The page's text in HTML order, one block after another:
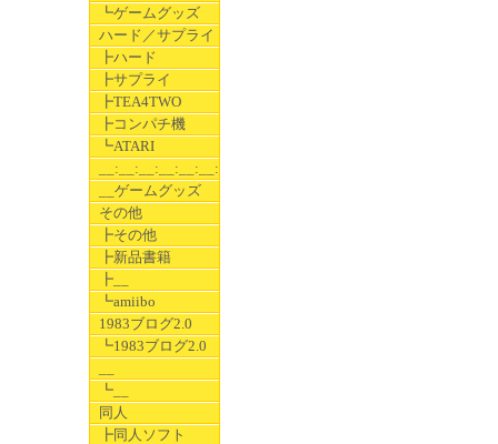
┗ゲームグッズ
ハード／サプライ
┣ハード
┣サプライ
┣TEA4TWO
┣コンパチ機
┗ATARI
__:__:__:__:__:__:__
__ゲームグッズ
その他
┣その他
┣新品書籍
┣__
┗amiibo
1983ブログ2.0
┗1983ブログ2.0
┗__
同人
┣同人ソフト